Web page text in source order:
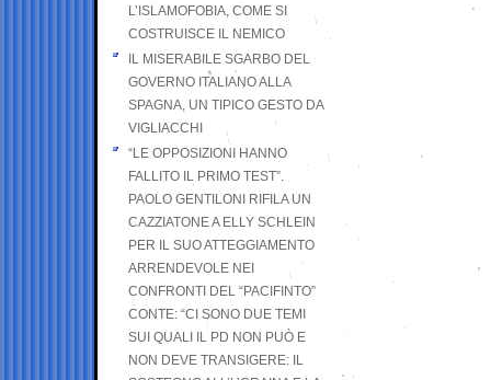
L’ISLAMOFOBIA, COME SI
COSTRUISCE IL NEMICO
IL MISERABILE SGARBO DEL
GOVERNO ITALIANO ALLA
SPAGNA, UN TIPICO GESTO DA
VIGLIACCHI
“LE OPPOSIZIONI HANNO
FALLITO IL PRIMO TEST”.
PAOLO GENTILONI RIFILA UN
CAZZIATONE A ELLY SCHLEIN
PER IL SUO ATTEGGIAMENTO
ARRENDEVOLE NEI
CONFRONTI DEL “PACIFINTO”
CONTE: “CI SONO DUE TEMI
SUI QUALI IL PD NON PUÒ E
NON DEVE TRANSIGERE: IL